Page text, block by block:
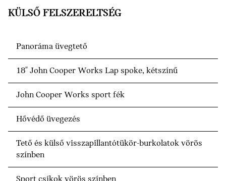
KÜLSŐ FELSZERELTSÉG
Panoráma üvegtető
18" John Cooper Works Lap spoke, kétszínű
John Cooper Works sport fék
Hővédő üvegezés
Tető és külső visszapillantótükör-burkolatok vörös
színben